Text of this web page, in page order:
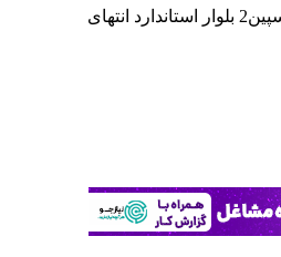
شهرک صنعتی کاسپین2 بلوار استاندارد انتهای